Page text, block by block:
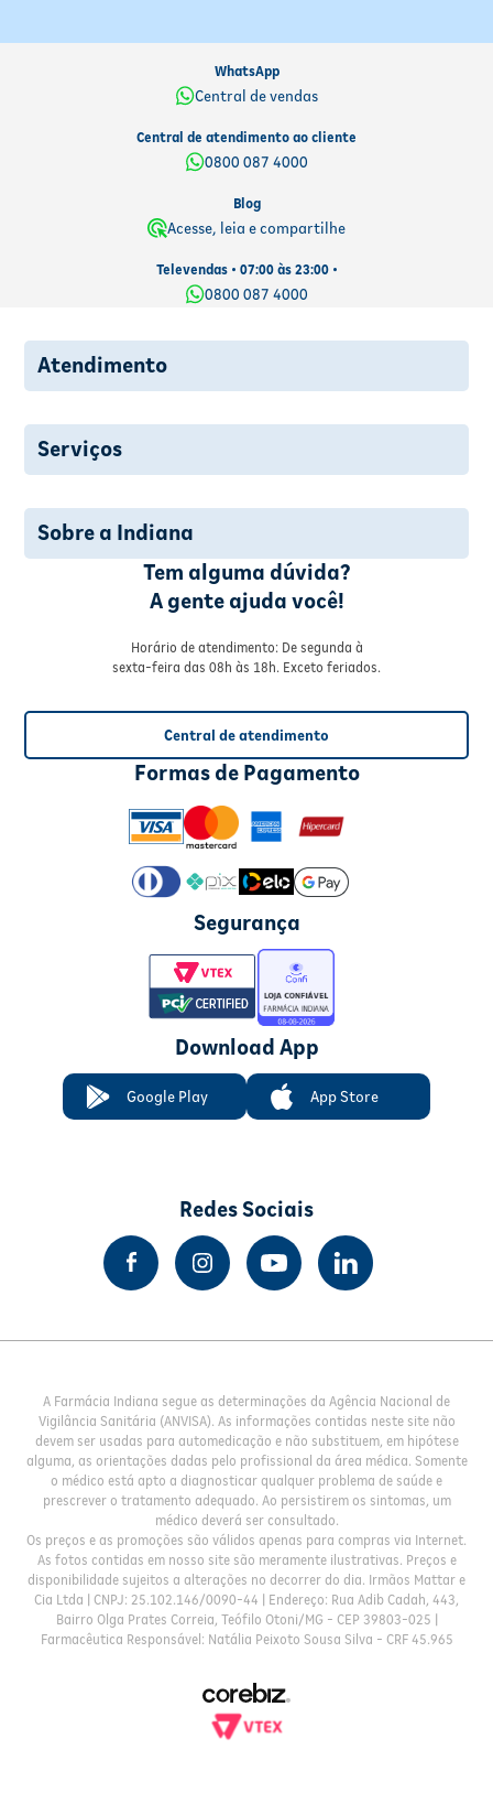
WhatsApp
Central de vendas
Central de atendimento ao cliente
0800 087 4000
Blog
Acesse, leia e compartilhe
Televendas • 07:00 às 23:00 •
0800 087 4000
Atendimento
Serviços
Sobre a Indiana
Tem alguma dúvida?
A gente ajuda você!
Horário de atendimento: De segunda à
sexta-feira das 08h às 18h. Exceto feriados.
Central de atendimento
Formas de Pagamento
Segurança
Download App
Google Play App Store
Redes Sociais
A Farmácia Indiana segue as determinações da Agência Nacional de
Vigilância Sanitária (ANVISA). As informações contidas neste site não
devem ser usadas para automedicação e não substituem, em hipótese
alguma, as orientações dadas pelo profissional da área médica. Somente
o médico está apto a diagnosticar qualquer problema de saúde e
prescrever o tratamento adequado. Ao persistirem os sintomas, um
médico deverá ser consultado.
Os preços e as promoções são válidos apenas para compras via Internet.
As fotos contidas em nosso site são meramente ilustrativas. Preços e
disponibilidade sujeitos a alterações no decorrer do dia. Irmãos Mattar e
Cia Ltda | CNPJ: 25.102.146/0090-44 | Endereço: Rua Adib Cadah, 443,
Bairro Olga Prates Correia, Teófilo Otoni/MG - CEP 39803-025 |
Farmacêutica Responsável: Natália Peixoto Sousa Silva - CRF 45.965